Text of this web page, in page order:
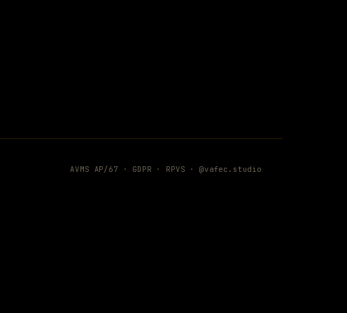
AVMS AP/67 · GDPR · RPVS ·@vafec.studio